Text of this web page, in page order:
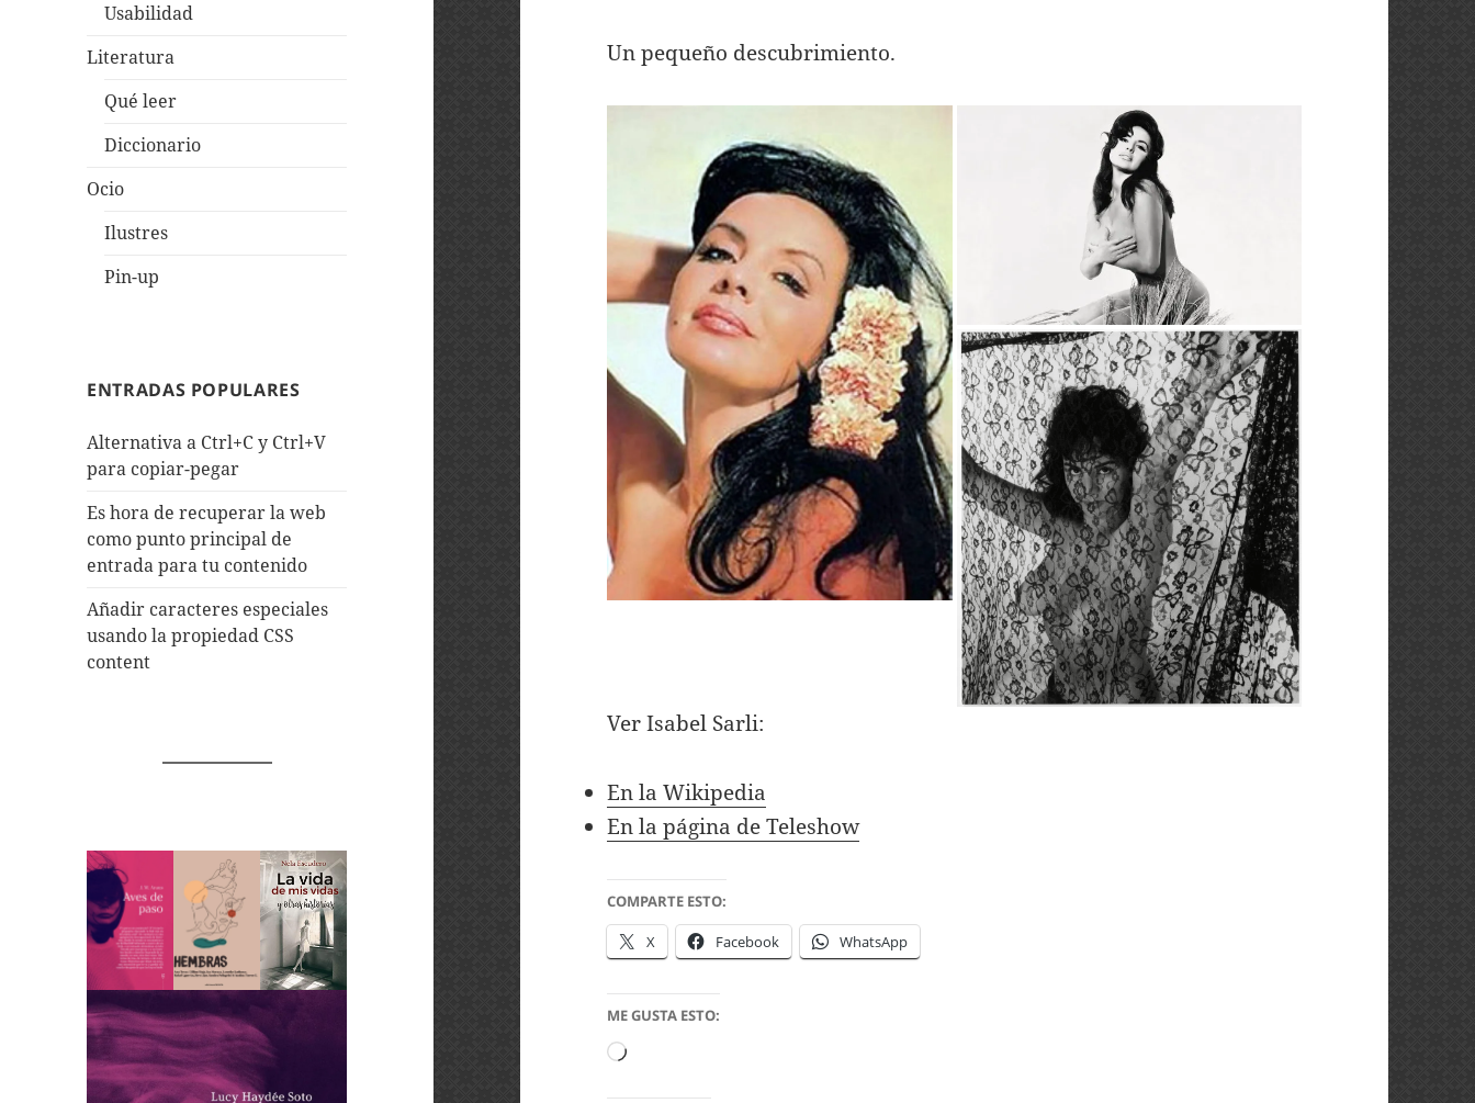
Usabilidad
Literatura
Qué leer
Diccionario
Ocio
Ilustres
Pin-up
ENTRADAS POPULARES
Alternativa a Ctrl+C y Ctrl+V
para copiar-pegar
Es hora de recuperar la web
como punto principal de
entrada para tu contenido
Añadir caracteres especiales
usando la propiedad CSS
content
Un pequeño descubrimiento.
Ver Isabel Sarli:
En la Wikipedia
En la página de Teleshow
COMPARTE ESTO:
X Facebook WhatsApp
ME GUSTA ESTO:
Cargando...